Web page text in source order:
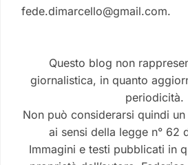
fede.dimarcello@gmail.com.
Questo blog non
giornalistica, in quanto
periodicità.
Non può considerarsi quindi
ai sensi della legge n° 62
Immagini e testi pubblicati in